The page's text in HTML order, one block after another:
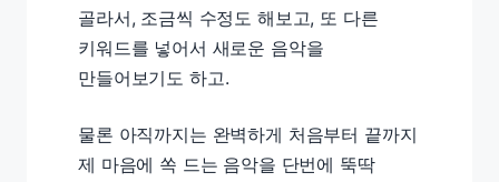
골라서, 조금씩 수정도 해보고, 또 다른
키워드를 넣어서 새로운 음악을
만들어보기도 하고.
물론 아직까지는 완벽하게 처음부터 끝까지
제 마음에 쏙 드는 음악을 단번에 뚝딱